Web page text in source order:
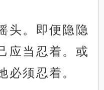
头。即便隐隐
应当忍着。或
必须忍着。